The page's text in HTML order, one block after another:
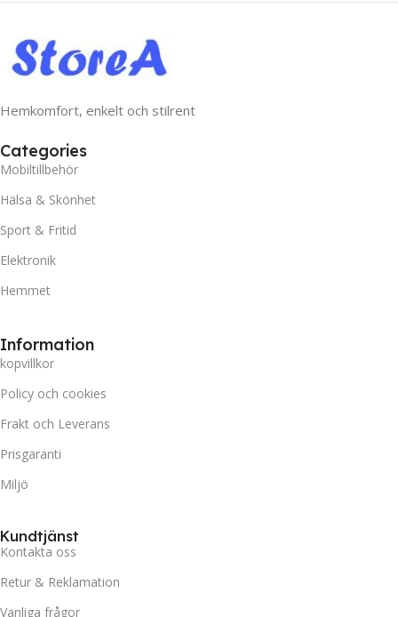
Hemkomfort, enkelt och stilrent
Categories
Mobiltillbehör
Hälsa & Skönhet
Sport & Fritid
Elektronik
Hemmet
Information
kopvillkor
Policy och cookies
Frakt och Leverans
Prisgaranti
Miljö
Kundtjänst
Kontakta oss
Retur & Reklamation
Vanliga frågor